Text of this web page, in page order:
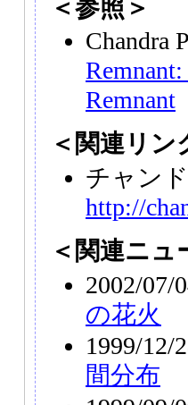
＜参照＞
Chandra
Remnant
＜関連リン
チャン
http://
＜関連ニュ
2002/07/
の花火
1999/12/
間分布